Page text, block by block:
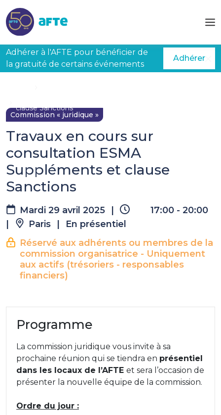
Adhérer à l'AFTE pour bénéficier de
la gratuité de certains événements
Adhérer
clause Sanctions
Commission « juridique »
Travaux en cours sur
consultation ESMA
Suppléments et clause
Sanctions
Mardi 29 avril 2025
17:00 - 20:00
Paris
En présentiel
Réservé aux adhérents ou membres de la
commission organisatrice - Uniquement
aux actifs (trésoriers - responsables
financiers)
Programme
La commission juridique vous invite à sa
prochaine réunion qui se tiendra en présentiel
dans les locaux de l’AFTE et sera l’occasion de
présenter la nouvelle équipe de la commission.
Ordre du jour :